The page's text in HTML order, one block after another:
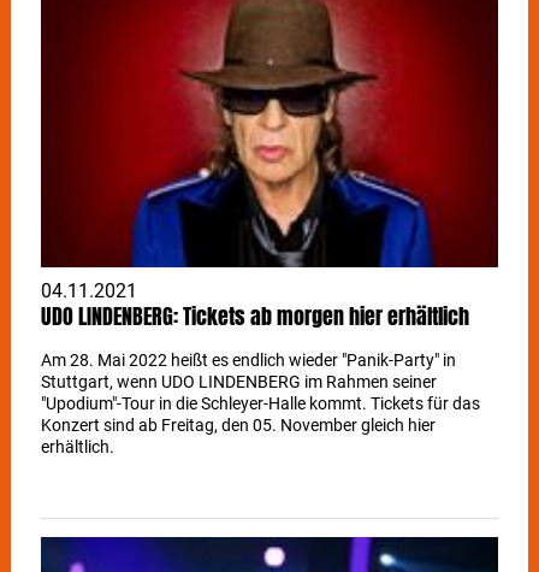
04.11.2021
UDO LINDENBERG: Tickets ab morgen hier erhältlich
Am 28. Mai 2022 heißt es endlich wieder "Panik-Party" in
Stuttgart, wenn UDO LINDENBERG im Rahmen seiner
"Upodium"-Tour in die Schleyer-Halle kommt. Tickets für das
Konzert sind ab Freitag, den 05. November gleich hier
erhältlich.